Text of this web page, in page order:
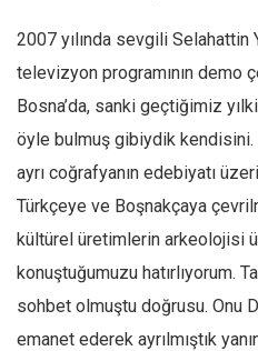
Yusuf Armağan
Hasanali Yıldırım
Leyla Şerif Emin
Selçuk Türkyılmaz
Mehmet Ali Tekin
Abir E. Nahas
Amina S. Jenenkovic
Bağdagül Öz
Esra Elönü
2007 yılında sevgili
televizyon programının demo
Bosna’da, sanki geçtiğimiz
öyle bulmuş gibiydik kendisini.
ayrı coğrafyanın edebiyatı
Türkçeye ve Boşnakçaya
kültürel üretimlerin arkeolojisi
konuştuğumuzu hatırlıyorum.
sohbet olmuştu doğrusu. Onu
emanet ederek ayrılmıştık